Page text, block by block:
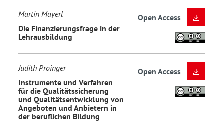
Martin Mayerl
Die Finanzierungsfrage in der
Lehrausbildung
Open Access
Judith Proinger
Instrumente und Verfahren
für die Qualitätssicherung
und Qualitätsentwicklung von
Angeboten und Anbietern in
der beruflichen Bildung
Open Access